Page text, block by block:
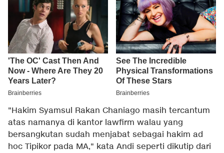
"Hakim Syamsul Rakan Chaniago masih tercantum
atas namanya di kantor lawfirm walau yang
bersangkutan sudah menjabat sebagai hakim ad
hoc Tipikor pada MA," kata Andi seperti dikutip dari